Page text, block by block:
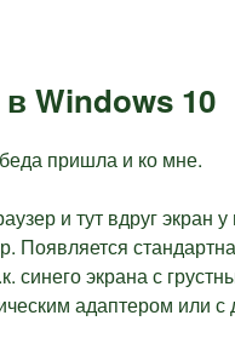
в Windows 10
пришла и ко мне.
и тут вдруг экран
синего экрана с
адаптером или с